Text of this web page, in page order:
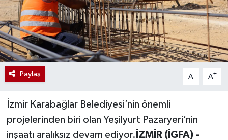
Paylaş A- A+
İzmir Karabağlar Belediyesi’nin önemli
projelerinden biri olan Yeşilyurt Pazaryeri’nin
inşaatı aralıksız devam ediyor. İZMİR (İGFA) -